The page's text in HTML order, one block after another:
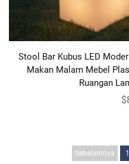
Stool Bar Kubus LED
Makan Malam Mebel
Ruangan
Sebelumnya 1